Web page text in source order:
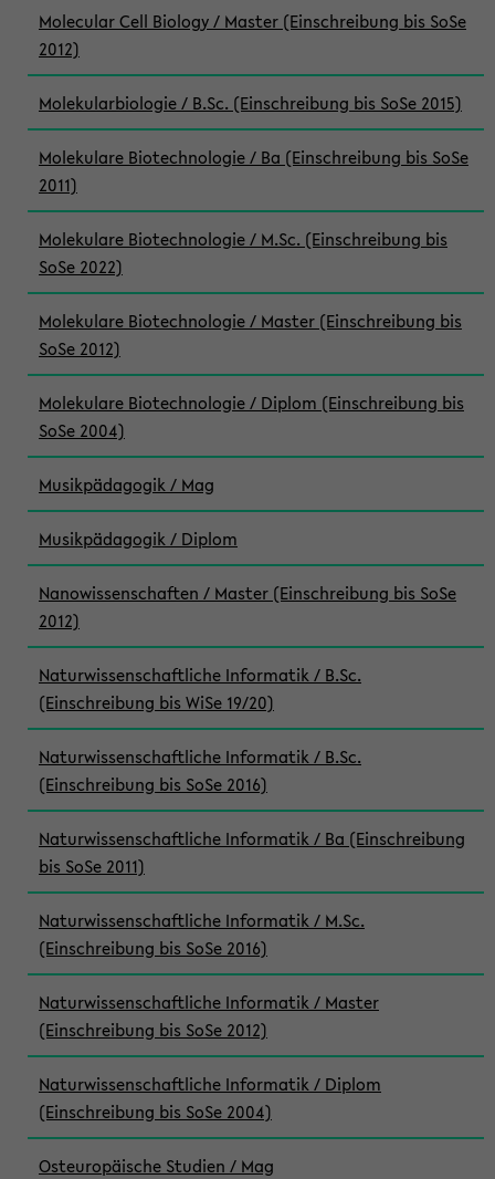
Molecular Cell Biology / Master (Einschreibung bis SoSe
2012)
Molekularbiologie / B.Sc. (Einschreibung bis SoSe 2015)
Molekulare Biotechnologie / Ba (Einschreibung bis SoSe
2011)
Molekulare Biotechnologie / M.Sc. (Einschreibung bis
SoSe 2022)
Molekulare Biotechnologie / Master (Einschreibung bis
SoSe 2012)
Molekulare Biotechnologie / Diplom (Einschreibung bis
SoSe 2004)
Musikpädagogik / Mag
Musikpädagogik / Diplom
Nanowissenschaften / Master (Einschreibung bis SoSe
2012)
Naturwissenschaftliche Informatik / B.Sc.
(Einschreibung bis WiSe 19/20)
Naturwissenschaftliche Informatik / B.Sc.
(Einschreibung bis SoSe 2016)
Naturwissenschaftliche Informatik / Ba (Einschreibung
bis SoSe 2011)
Naturwissenschaftliche Informatik / M.Sc.
(Einschreibung bis SoSe 2016)
Naturwissenschaftliche Informatik / Master
(Einschreibung bis SoSe 2012)
Naturwissenschaftliche Informatik / Diplom
(Einschreibung bis SoSe 2004)
Osteuropäische Studien / Mag